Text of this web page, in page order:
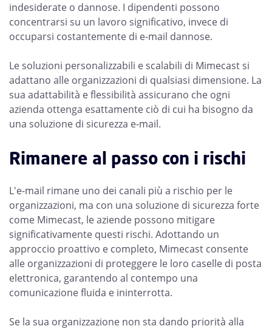
indesiderate o dannose. I dipendenti possono
concentrarsi su un lavoro significativo, invece di
occuparsi costantemente di e-mail dannose.
Le soluzioni personalizzabili e scalabili di Mimecast si
adattano alle organizzazioni di qualsiasi dimensione. La
sua adattabilità e flessibilità assicurano che ogni
azienda ottenga esattamente ciò di cui ha bisogno da
una soluzione di sicurezza e-mail.
Rimanere al passo con i rischi
L'e-mail rimane uno dei canali più a rischio per le
organizzazioni, ma con una soluzione di sicurezza forte
come Mimecast, le aziende possono mitigare
significativamente questi rischi. Adottando un
approccio proattivo e completo, Mimecast consente
alle organizzazioni di proteggere le loro caselle di posta
elettronica, garantendo al contempo una
comunicazione fluida e ininterrotta.
Se la sua organizzazione non sta dando priorità alla